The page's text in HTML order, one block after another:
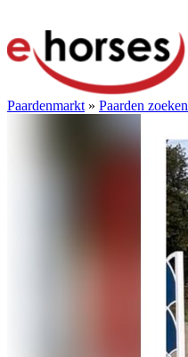
Paardenmarkt » Paarden zoeken